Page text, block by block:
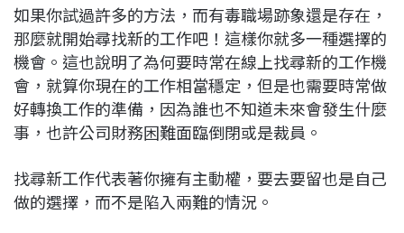
如果你試過許多的方法，而有毒職場跡象還是存在，
那麼就開始尋找新的工作吧！這樣你就多一種選擇的
機會。這也說明了為何要時常在線上找尋新的工作機
會，就算你現在的工作相當穩定，但是也需要時常做
好轉換工作的準備，因為誰也不知道未來會發生什麼
事，也許公司財務困難面臨倒閉或是裁員。
找尋新工作代表著你擁有主動權，要去要留也是自己
做的選擇，而不是陷入兩難的情況。